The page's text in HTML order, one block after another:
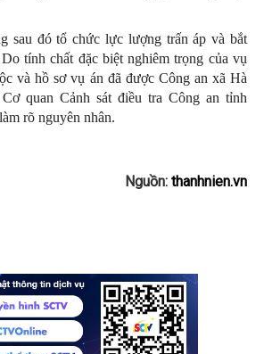
sau đó tổ chức lực lượng trấn áp và bắt
tính chất đặc biệt nghiêm trọng của vụ
và hồ sơ vụ án đã được Công an xã Hà
quan Cảnh sát điều tra Công an tỉnh
rõ nguyên nhân.
Nguồn: thanhnien.vn